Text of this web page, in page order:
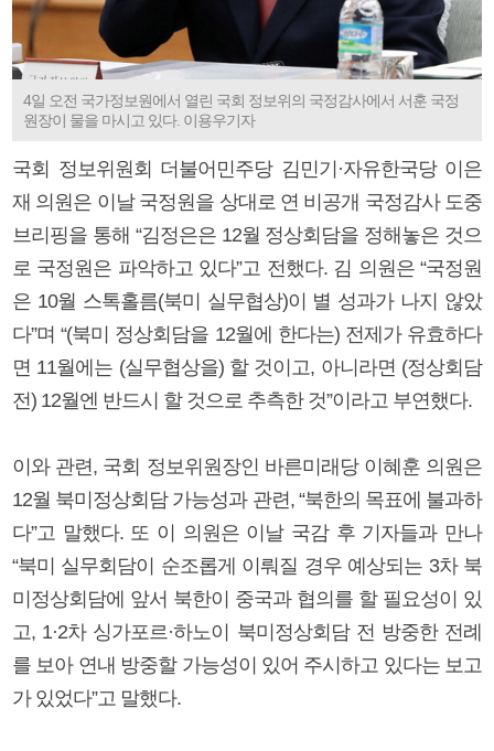
4일 오전 국가정보원에서 열린 국회 정보위의 국정감사에서 서훈 국정
원장이 물을 마시고 있다. 이용우기자
국회 정보위원회 더불어민주당 김민기·자유한국당 이은
재 의원은 이날 국정원을 상대로 연 비공개 국정감사 도중
브리핑을 통해 “김정은은 12월 정상회담을 정해놓은 것으
로 국정원은 파악하고 있다”고 전했다. 김 의원은 “국정원
은 10월 스톡홀름(북미 실무협상)이 별 성과가 나지 않았
다”며 “(북미 정상회담을 12월에 한다는) 전제가 유효하다
면 11월에는 (실무협상을) 할 것이고, 아니라면 (정상회담
전) 12월엔 반드시 할 것으로 추측한 것”이라고 부연했다.
이와 관련, 국회 정보위원장인 바른미래당 이혜훈 의원은
12월 북미정상회담 가능성과 관련, “북한의 목표에 불과하
다”고 말했다. 또 이 의원은 이날 국감 후 기자들과 만나
“북미 실무회담이 순조롭게 이뤄질 경우 예상되는 3차 북
미정상회담에 앞서 북한이 중국과 협의를 할 필요성이 있
고, 1·2차 싱가포르·하노이 북미정상회담 전 방중한 전례
를 보아 연내 방중할 가능성이 있어 주시하고 있다는 보고
가 있었다”고 말했다.